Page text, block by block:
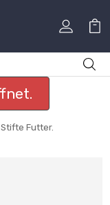
Stifte Futter.